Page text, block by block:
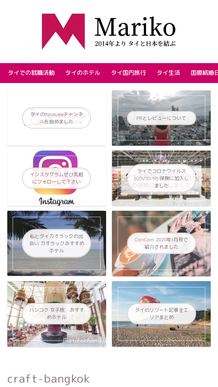
タイでの就職活動 タイのホテル タイ国内旅行 タイ生活 国際結婚
タイのYoutubeチャンネ
ルを始めました
PRとレビューについて
インスタグラムぜひ気軽
にフォローして下さい
タイでコロナウイルス
(COVID-19) 保険に加入し
ました
私とタイカオラックの出
会い カオラックおすすめ
ホテル
CanCam 2020年1月号で
紹介されました
バンコク 女子旅 おすす
めホテル
タイのリゾート記事全エ
リアまとめ
craft-bangkok